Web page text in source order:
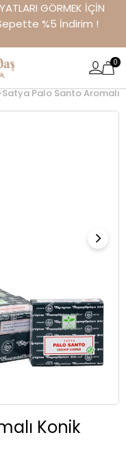
GÖRMEK İÇİN
Sepette %5 İndirim !
0
Satya Palo Santo Aromalı
Konik